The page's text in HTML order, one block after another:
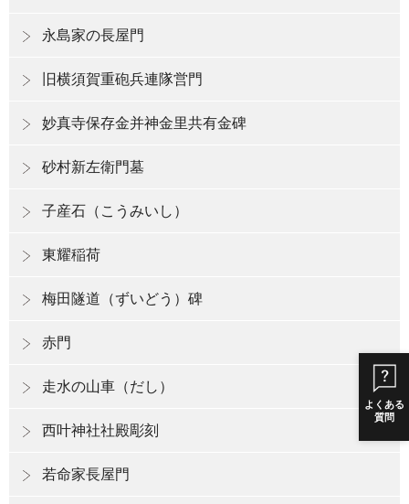
よくある
質問
永島家の長屋門
旧横須賀重砲兵連隊営門
妙真寺保存金并神金里共有金碑
砂村新左衛門墓
子産石（こうみいし）
東耀稲荷
梅田隧道（ずいどう）碑
赤門
走水の山車（だし）
西叶神社社殿彫刻
若命家長屋門